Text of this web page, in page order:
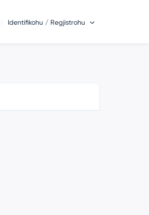
Identifikohu / Regjistrohu